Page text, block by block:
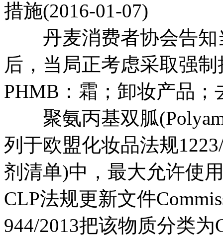
措施(2016-01-07)
丹麦消费者协会告知
后，当局正考虑采取强
PHMB：霜；卸妆产品；
聚氨丙基双胍
列于欧盟化妆品法规
剂清单)中，最大允许使
CLP法规更新文件
944/2013把该物质分类